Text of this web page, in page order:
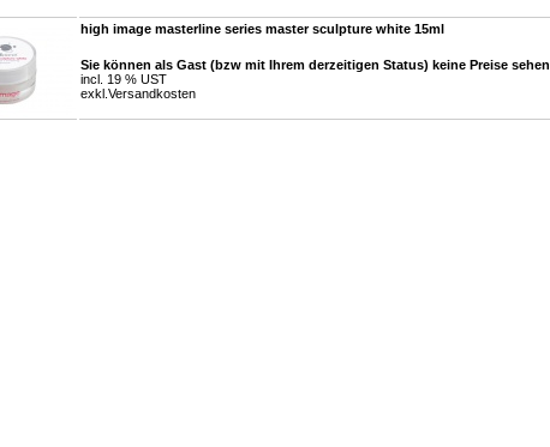
high image masterline series master sculpture white 15ml
Sie können als Gast (bzw mit Ihrem derzeitigen Status) keine Preise sehen
incl. 19 % UST
exkl. Versandkosten